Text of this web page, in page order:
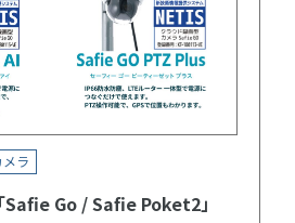
ラ
Safie Go / Safie Poket2」